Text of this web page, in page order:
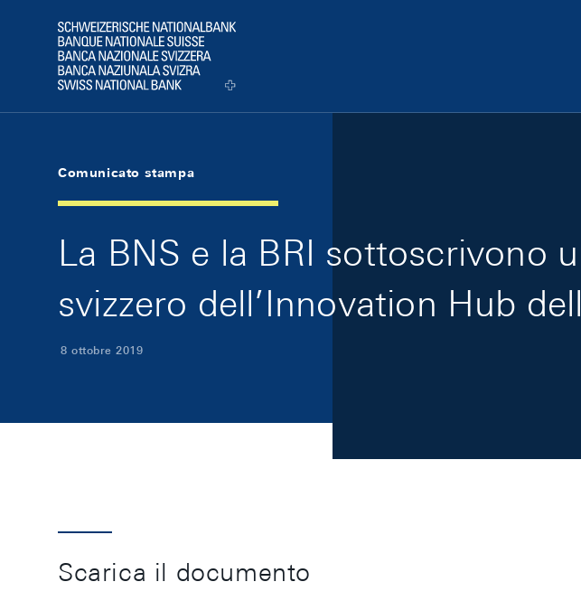
Logo
Comunicato stampa
La BNS e la BRI sottoscrivono
svizzero dell’Innovation Hub
8 ottobre 2019
Scarica il documento